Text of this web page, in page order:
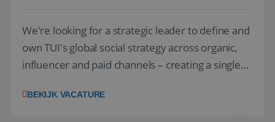
We're looking for a strategic leader to define and
own TUI's global social strategy across organic,
influencer and paid channels – creating a single
locally. The role will be published until 18 August
BEKIJK VACATURE